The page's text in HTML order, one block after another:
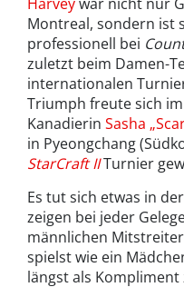
Montreal, sondern ist
professionell bei
zuletzt beim Damen-
internationalen
Triumph freute sich
Kanadierin Sasha
in Pyeongchang
StarCraft IITurnier
Es tut sich etwas in
zeigen bei jeder
männlichen
spielst wie ein
längst als Kompliment